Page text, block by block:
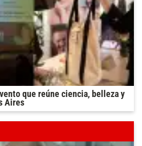
que reúne ciencia, belleza y
Aires